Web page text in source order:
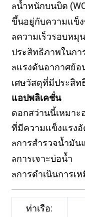
ลน้ำหนักบนบิต
ขึ้นอยู่กับความแข็
ลความเร็วรอบหมุ
ประสิทธิภาพในกา
ลแรงดันอากาศย้อ
เศษวัสดุที่มีประสิท
แอปพลิเคชั่น
ดอกสว่านนี้เหมาะ
ที่มีความแข็งแรงอั
ลการสำรวจน้ำมัน
ลการเจาะบ่อน้ำ
ลการดำเนินการเ
ท่าเรือ: